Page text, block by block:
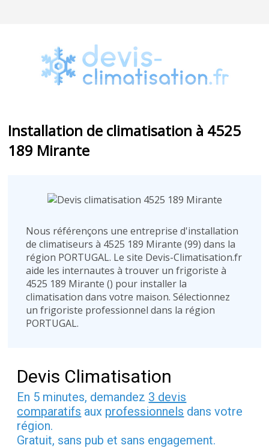
Installation de climatisation à 4525
189 Mirante
Nous référençons une entreprise d'installation
de climatiseurs à 4525 189 Mirante (99) dans la
région PORTUGAL. Le site Devis-Climatisation.fr
aide les internautes à trouver un frigoriste à
4525 189 Mirante () pour installer la
climatisation dans votre maison. Sélectionnez
un frigoriste professionnel dans la région
PORTUGAL.
Devis Climatisation
En 5 minutes, demandez 3 devis
comparatifs aux professionnels dans votre
région.
Gratuit, sans pub et sans engagement.